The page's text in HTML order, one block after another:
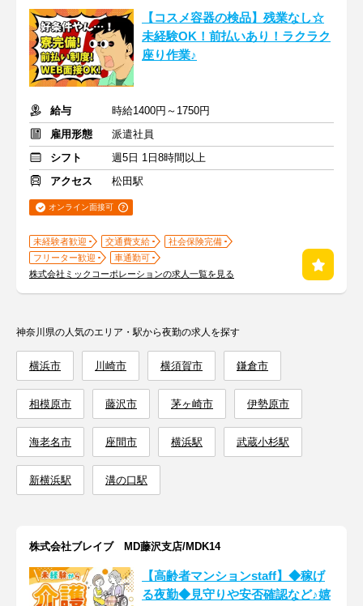
【コスメ容器の検品】残業なし☆
未経験OK！前払いあり！ラクラク
座り作業♪
給与
時給1400円～1750円
雇用形態
派遣社員
シフト
週5日 1日8時間以上
アクセス
松田駅
オンライン面接可
未経験者歓迎 交通費支給
社会保険完備
フリーター歓迎
車通勤可
株式会社ミックコーポレーションの求人一覧を見る
神奈川県の人気のエリア・駅から夜勤の求人を探す
横浜市 川崎市 横須賀市 鎌倉市
相模原市 藤沢市 茅ヶ崎市 伊勢原市
海老名市 座間市 横浜駅 武蔵小杉駅
新横浜駅 溝の口駅
株式会社ブレイブ MD藤沢支店/MDK14
【高齢者マンションstaff】◆稼げ
る夜勤◆見守りや安否確認など♪嬉